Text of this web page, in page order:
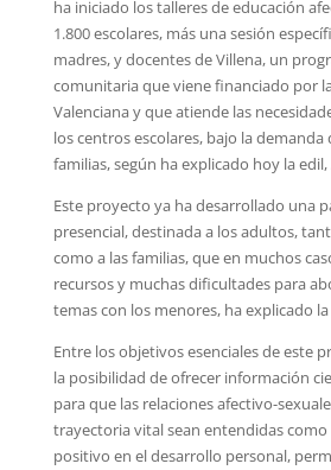
ha iniciado los talleres de educación
1.800 escolares, más una sesión
madres, y docentes de Villena, un
comunitaria que viene financiado por
Valenciana y que atiende las
los centros escolares, bajo la
familias, según ha explicado hoy la edil,
Este proyecto ya ha desarrollado una
presencial, destinada a los adultos,
como a las familias, que en muchos
recursos y muchas dificultades para
temas con los menores, ha explicado
Entre los objetivos esenciales de este
la posibilidad de ofrecer información
para que las relaciones afectivo-
trayectoria vital sean entendidas
positivo en el desarrollo personal,